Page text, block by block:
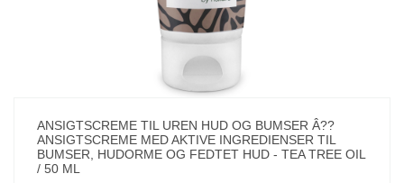
ANSIGTSCREME TIL UREN HUD OG BUMSER Â??
ANSIGTSCREME MED AKTIVE INGREDIENSER TIL
BUMSER, HUDORME OG FEDTET HUD - TEA TREE OIL
/ 50 ML